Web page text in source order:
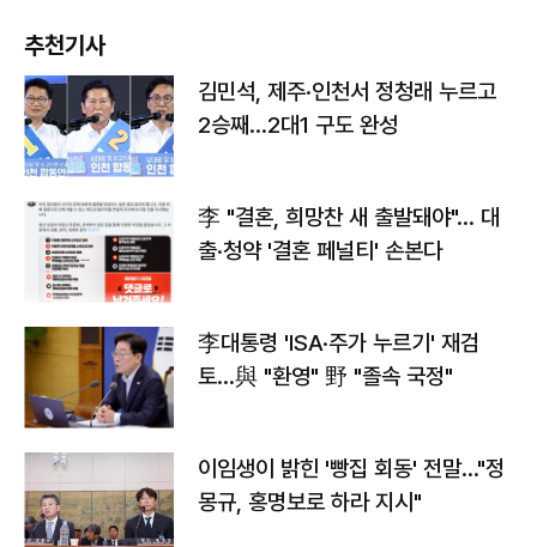
추천기사
김민석, 제주·인천서 정청래 누르고
2승째…2대1 구도 완성
李 "결혼, 희망찬 새 출발돼야"… 대
출·청약 '결혼 페널티' 손본다
李대통령 'ISA·주가 누르기' 재검
토…與 "환영" 野 "졸속 국정"
이임생이 밝힌 '빵집 회동' 전말…"정
몽규, 홍명보로 하라 지시"